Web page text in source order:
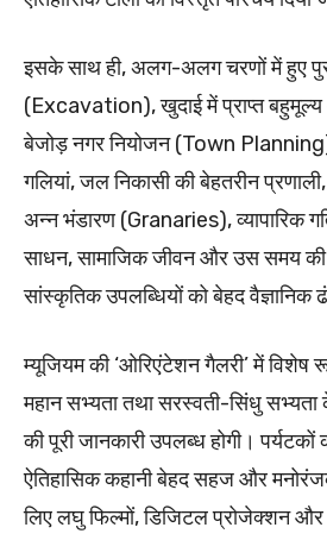
इसके साथ ही, अलग-अलग चरणों में हुए
(Excavation), खुदाई में प्राप्त
बेजोड़ नगर नियोजन (Town
गलियां, जल निकासी की बेहतरीन
अन्न भंडारण (Granaries), व्यापारिक
साधन, सामाजिक जीवन और उस समय
सांस्कृतिक उपलब्धियों को बेहद वैज्ञानिक
म्यूजियम की ‘ओरिएंटेशन गैलरी’ में विशेष
महान सभ्यता तथा सरस्वती-सिंधु
की पूरी जानकारी उपलब्ध होगी। पर्यटकों
ऐतिहासिक कहानी बेहद सहज और
लिए लघु फिल्मों, डिजिटल प्रोजेक्शन